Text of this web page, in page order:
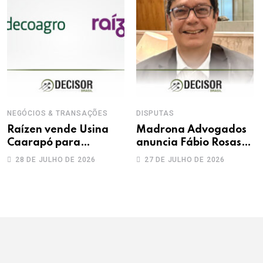
NEGÓCIOS & TRANSAÇÕES
Raízen vende Usina
Caarapó para
Adecoagro em
28 DE JULHO DE 2026
DISPUTAS
Madrona Advogados
anuncia Fábio Rosas
como novo sócio
27 DE JULHO DE 2026